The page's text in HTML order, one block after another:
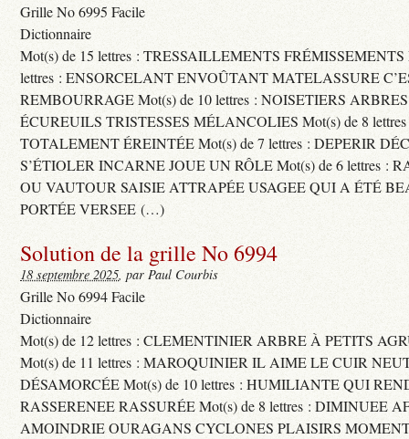
Grille No 6995 Facile
Dictionnaire
Mot(s) de 15 lettres : TRESSAILLEMENTS FRÉMISSEMENTS
lettres : ENSORCELANT ENVOÛTANT MATELASSURE
REMBOURRAGE Mot(s) de 10 lettres : NOISETIERS
ÉCUREUILS TRISTESSES MÉLANCOLIES Mot(s) de 8
TOTALEMENT ÉREINTÉE Mot(s) de 7 lettres : DEPERIR
S’ÉTIOLER INCARNE JOUE UN RÔLE Mot(s) de 6 lettres :
OU VAUTOUR SAISIE ATTRAPÉE USAGEE QUI A ÉTÉ
PORTÉE VERSEE (…)
Solution de la grille No 6994
18 septembre 2025, par Paul Courbis
Grille No 6994 Facile
Dictionnaire
Mot(s) de 12 lettres : CLEMENTINIER ARBRE À PETITS
Mot(s) de 11 lettres : MAROQUINIER IL AIME LE CUIR
DÉSAMORCÉE Mot(s) de 10 lettres : HUMILIANTE QUI
RASSERENEE RASSURÉE Mot(s) de 8 lettres : DIMINUEE
AMOINDRIE OURAGANS CYCLONES PLAISIRS